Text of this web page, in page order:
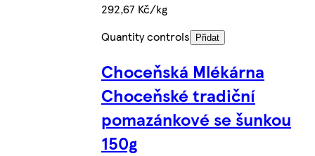
292,67 Kč/kg
Quantity controls
Přidat
Choceňská Mlékárna
Choceňské tradiční
pomazánkové se šunkou
150g